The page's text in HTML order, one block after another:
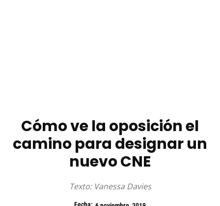
Cómo ve la oposición el
camino para designar un
nuevo CNE
Texto: Vanessa Davies